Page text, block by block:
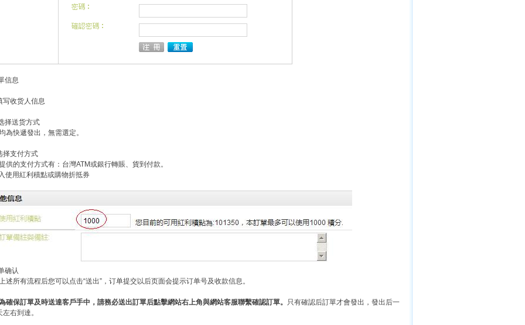
信息
写收货人信息
择送货方式
為快遞發出，無需選定。
择支付方式
供的支付方式有：台灣ATM或銀行轉賬、貨到付款。
使用紅利積點或購物折抵券
确认
述所有流程后您可以点击“送出”，订单提交以后页面会提示订单号及收款信息。
確保訂單及時送達客戶手中，請務必送出訂單后點擊網站右上角與網站客服聯繫確認訂單。 只有確認后訂單才會發出，發出后一
右到達。